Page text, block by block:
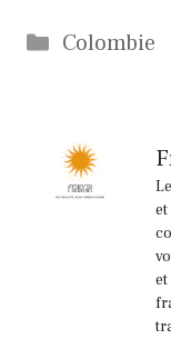
Catégories
Colombie